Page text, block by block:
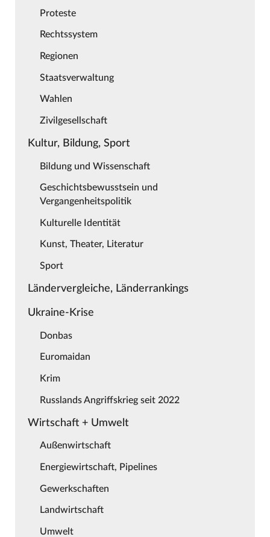
Proteste
Rechtssystem
Regionen
Staatsverwaltung
Wahlen
Zivilgesellschaft
Kultur, Bildung, Sport
Bildung und Wissenschaft
Geschichtsbewusstsein und
Vergangenheitspolitik
Kulturelle Identität
Kunst, Theater, Literatur
Sport
Ländervergleiche, Länderrankings
Ukraine-Krise
Donbas
Euromaidan
Krim
Russlands Angriffskrieg seit 2022
Wirtschaft + Umwelt
Außenwirtschaft
Energiewirtschaft, Pipelines
Gewerkschaften
Landwirtschaft
Umwelt